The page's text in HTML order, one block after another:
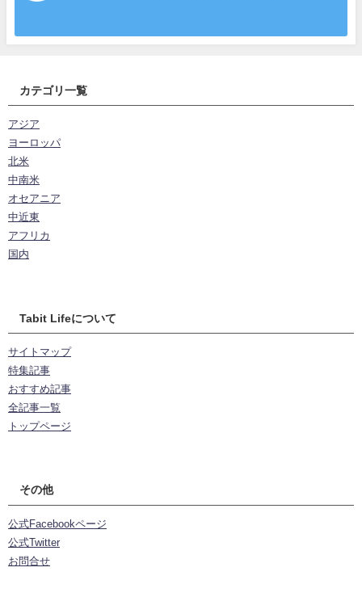
カテゴリ一覧
アジア
ヨーロッパ
北米
中南米
オセアニア
中近東
アフリカ
国内
Tabit Lifeについて
サイトマップ
特集記事
おすすめ記事
全記事一覧
トップページ
その他
公式Facebookページ
公式Twitter
お問合せ